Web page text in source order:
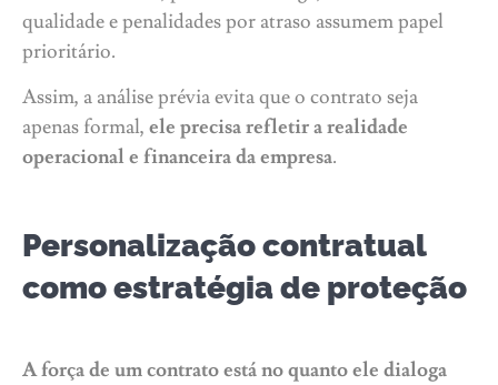
qualidade e penalidades por atraso assumem papel
prioritário.
Assim, a análise prévia evita que o contrato seja
apenas formal, ele precisa refletir a realidade
operacional e financeira da empresa.
Personalização contratual
como estratégia de proteção
A força de um contrato está no quanto ele dialoga